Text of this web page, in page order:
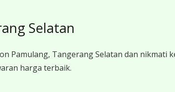
Selatan
Pamulang, Tangerang Selatan dan nikmati
harga terbaik.